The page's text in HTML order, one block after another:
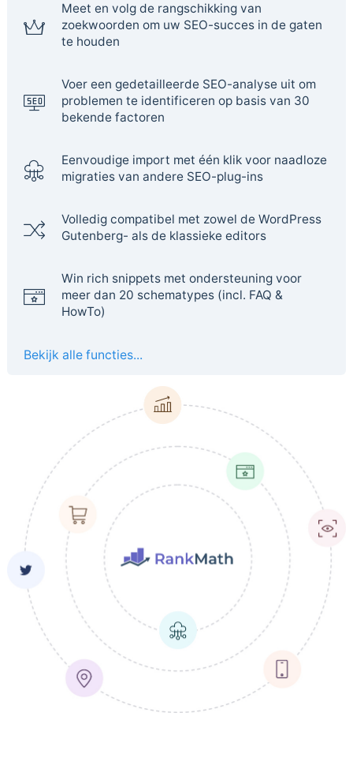
Meet en volg de rangschikking van
zoekwoorden om uw SEO-succes in de gaten
te houden
Voer een gedetailleerde SEO-analyse uit om
problemen te identificeren op basis van 30
bekende factoren
Eenvoudige import met één klik voor naadloze
migraties van andere SEO-plug-ins
Volledig compatibel met zowel de WordPress
Gutenberg- als de klassieke editors
Win rich snippets met ondersteuning voor
meer dan 20 schematypes (incl. FAQ &
HowTo)
Bekijk alle functies...